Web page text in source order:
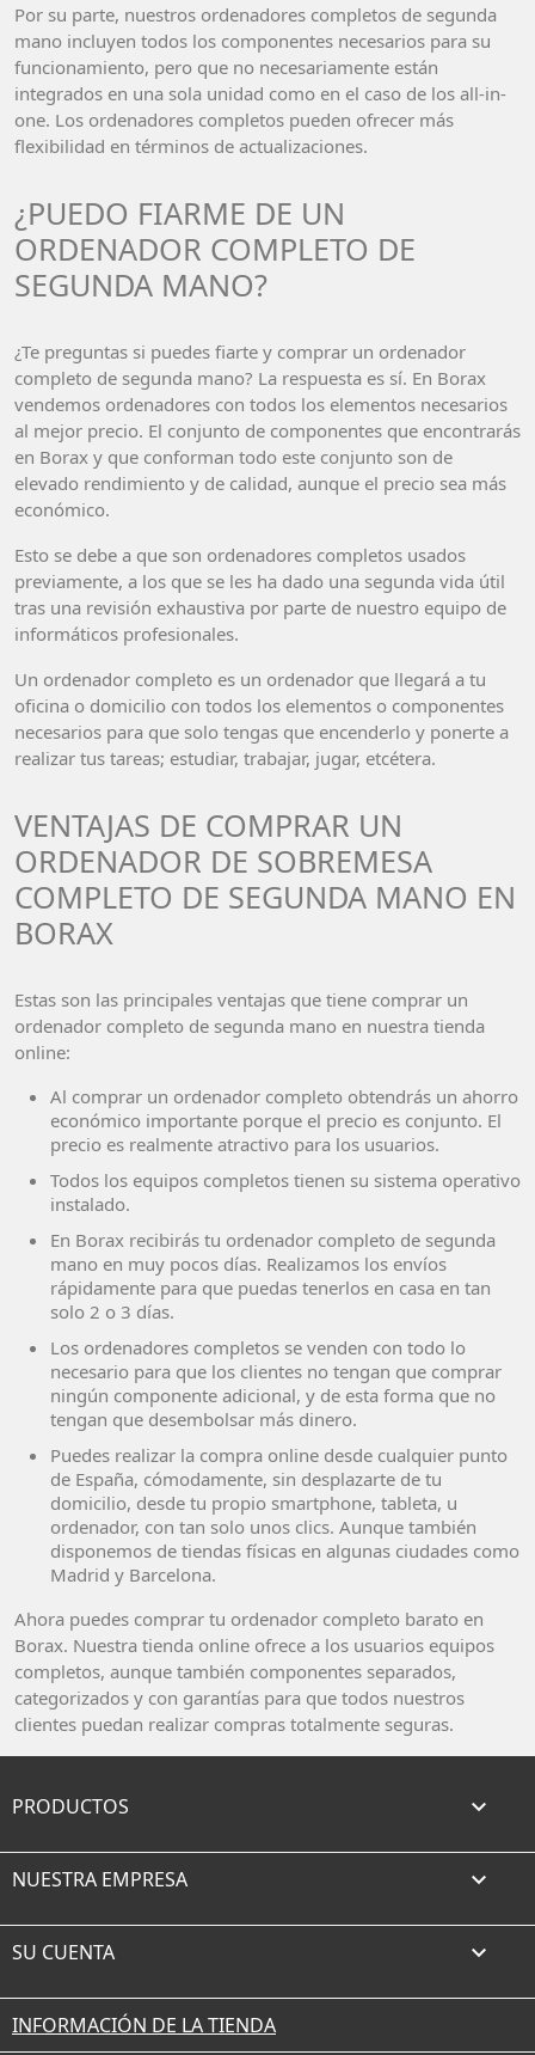
Por su parte, nuestros ordenadores completos de segunda
mano incluyen todos los componentes necesarios para su
funcionamiento, pero que no necesariamente están
integrados en una sola unidad como en el caso de los all-in-
one. Los ordenadores completos pueden ofrecer más
flexibilidad en términos de actualizaciones.
¿PUEDO FIARME DE UN
ORDENADOR COMPLETO DE
SEGUNDA MANO?
¿Te preguntas si puedes fiarte y comprar un ordenador
completo de segunda mano? La respuesta es sí. En Borax
vendemos ordenadores con todos los elementos necesarios
al mejor precio. El conjunto de componentes que encontrarás
en Borax y que conforman todo este conjunto son de
elevado rendimiento y de calidad, aunque el precio sea más
económico.
Esto se debe a que son ordenadores completos usados
previamente, a los que se les ha dado una segunda vida útil
tras una revisión exhaustiva por parte de nuestro equipo de
informáticos profesionales.
Un ordenador completo es un ordenador que llegará a tu
oficina o domicilio con todos los elementos o componentes
necesarios para que solo tengas que encenderlo y ponerte a
realizar tus tareas; estudiar, trabajar, jugar, etcétera.
VENTAJAS DE COMPRAR UN
ORDENADOR DE SOBREMESA
COMPLETO DE SEGUNDA MANO EN
BORAX
Estas son las principales ventajas que tiene comprar un
ordenador completo de segunda mano en nuestra tienda
online:
Al comprar un ordenador completo obtendrás un ahorro
económico importante porque el precio es conjunto. El
precio es realmente atractivo para los usuarios.
Todos los equipos completos tienen su sistema operativo
instalado.
En Borax recibirás tu ordenador completo de segunda
mano en muy pocos días. Realizamos los envíos
rápidamente para que puedas tenerlos en casa en tan
solo 2 o 3 días.
Los ordenadores completos se venden con todo lo
necesario para que los clientes no tengan que comprar
ningún componente adicional, y de esta forma que no
tengan que desembolsar más dinero.
Puedes realizar la compra online desde cualquier punto
de España, cómodamente, sin desplazarte de tu
domicilio, desde tu propio smartphone, tableta, u
ordenador, con tan solo unos clics. Aunque también
disponemos de tiendas físicas en algunas ciudades como
Madrid y Barcelona.
Ahora puedes comprar tu ordenador completo barato en
Borax. Nuestra tienda online ofrece a los usuarios equipos
completos, aunque también componentes separados,
categorizados y con garantías para que todos nuestros
clientes puedan realizar compras totalmente seguras.
PRODUCTOS 
NUESTRA EMPRESA 
SU CUENTA 
INFORMACIÓN DE LA TIENDA